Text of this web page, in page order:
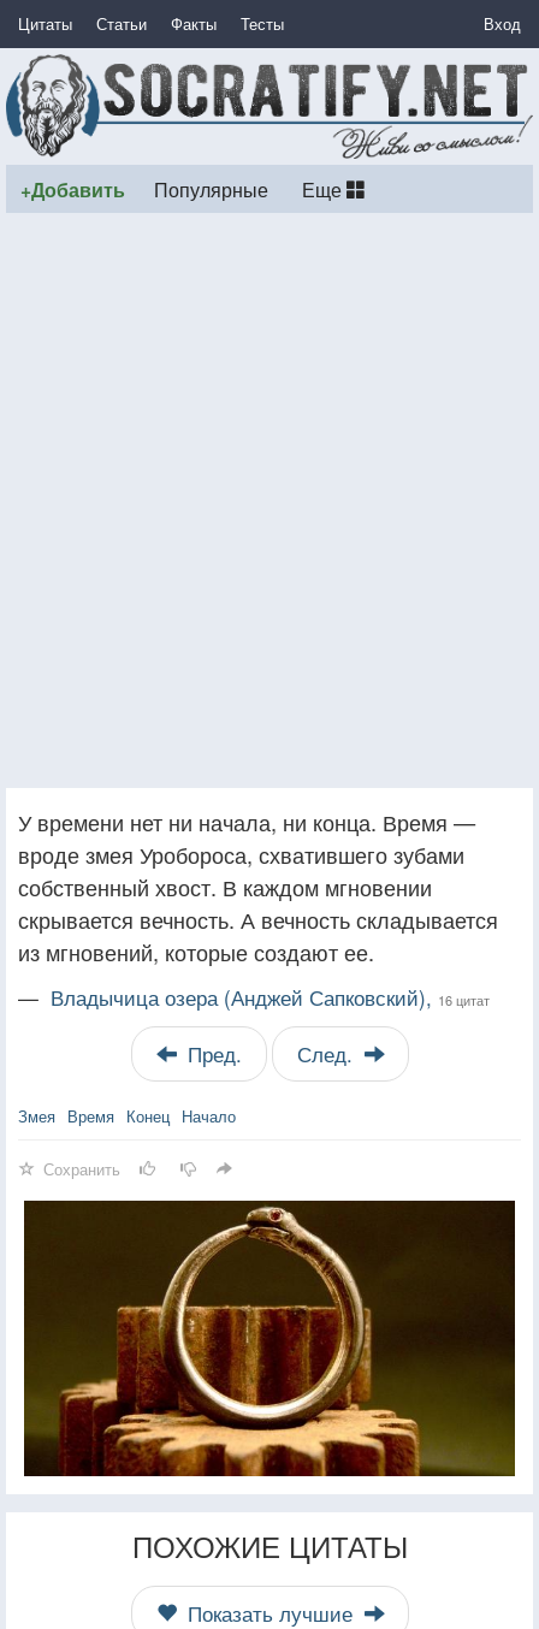
Цитаты Статьи Факты Тесты Вход
+Добавить Популярные Еще
У времени нет ни начала, ни конца. Время —
вроде змея Уробороса, схватившего зубами
собственный хвост. В каждом мгновении
скрывается вечность. А вечность складывается
из мгновений, которые создают ее.
— Владычица озера (Анджей Сапковский), 16 цитат
Пред. След.
Змея Время Конец Начало
Сохранить
ПОХОЖИЕ ЦИТАТЫ
Показать лучшие